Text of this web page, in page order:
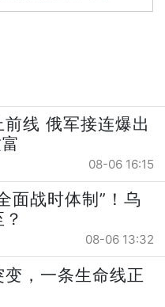
线 俄军接连爆出
08-06 16:15
面战时体制”！乌
08-06 13:32
，一条生命线正